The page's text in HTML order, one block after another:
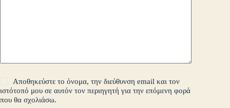
Αποθηκεύστε το όνομα, την διεύθυνση email και τον
ιστότοπό μου σε αυτόν τον περιηγητή για την επόμενη φορά
που θα σχολιάσω.